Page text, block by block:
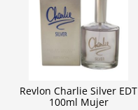
Revlon Charlie Silver EDT
100ml Mujer